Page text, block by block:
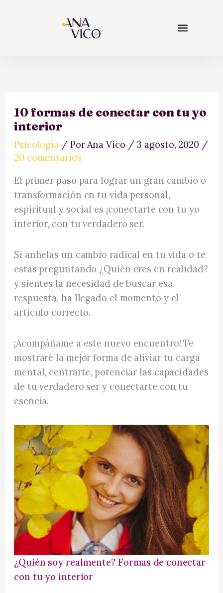
10 formas de conectar con tu yo
interior
Psicología / PorAna Vico / 3 agosto, 2020 /
20 comentarios
El primer paso para lograr un gran cambio o
transformación en tu vida personal,
espiritual y social es ¡conectarte con tu yo
interior, con tu verdadero ser.
Si anhelas un cambio radical en tu vida o te
estas preguntando ¿Quién eres en realidad?
y sientes la necesidad de buscar esa
respuesta, ha llegado el momento y el
articulo correcto.
¡Acompáñame a este nuevo encuentro! Te
mostraré la mejor forma de aliviar tu carga
mental, centrarte, potenciar las capacidades
de tu verdadero ser y conectarte con tu
esencia.
¿Quién soy realmente? Formas de conectar
con tu yo interior